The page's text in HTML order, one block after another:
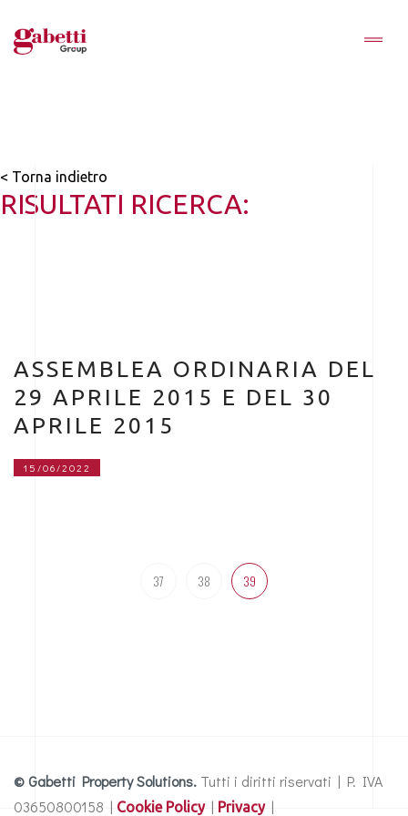
< Torna indietro
RISULTATI RICERCA:
ASSEMBLEA ORDINARIA DEL
29 APRILE 2015 E DEL 30
APRILE 2015
15/06/2022
37 38 39
© Gabetti Property Solutions. Tutti i diritti riservati | P. IVA
03650800158 | Cookie Policy| Privacy|